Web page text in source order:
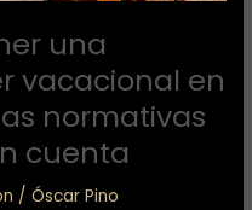
una
vacacional en
normativas
cuenta
/Óscar Pino